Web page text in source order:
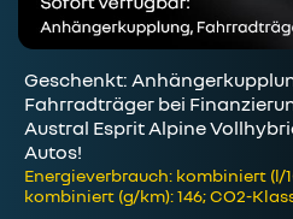
Geschenkt:
Fahrradträger bei
Austral Esprit Alpine
Autos!
Energieverbrauch: kombiniert (l/
kombiniert (g/km): 146; CO2-